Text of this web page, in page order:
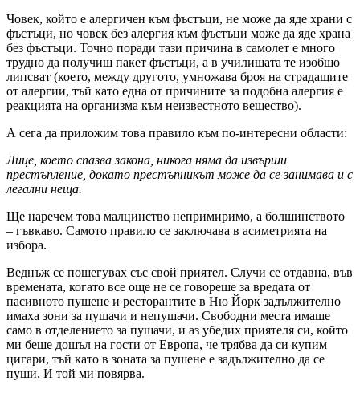
Човек, който е алергичен към фъстъци, не може да яде храни с
фъстъци, но човек без алергия към фъстъци може да яде храна
без фъстъци. Точно поради тази причина в самолет е много
трудно да получиш пакет фъстъци, а в училищата те изобщо
липсват (което, между другото, умножава броя на страдащите
от алергии, тъй като една от причините за подобна алергия е
реакцията на организма към неизвестното вещество).
А сега да приложим това правило към по-интересни области:
Лице, което спазва закона, никога няма да извърши
престъпление, докато престъпникът може да се занимава и с
легални неща.
Ще наречем това малцинство непримиримо, а болшинството
– гъвкаво. Самото правило се заключава в асиметрията на
избора.
Веднъж се пошегувах със свой приятел. Случи се отдавна, във
времената, когато все още не се говореше за вредата от
пасивното пушене и ресторантите в Ню Йорк задължително
имаха зони за пушачи и непушачи. Свободни места имаше
само в отделението за пушачи, и аз убедих приятеля си, който
ми беше дошъл на гости от Европа, че трябва да си купим
цигари, тъй като в зоната за пушене е задължително да се
пуши. И той ми повярва.